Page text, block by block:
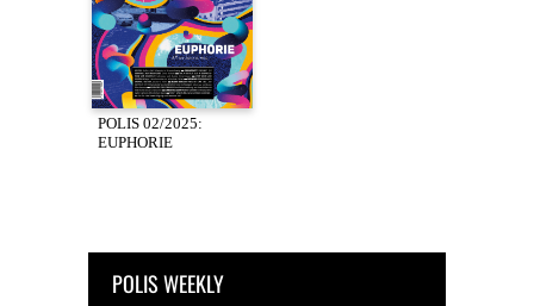
POLIS 02/2025:
EUPHORIE
POLIS WEEKLY